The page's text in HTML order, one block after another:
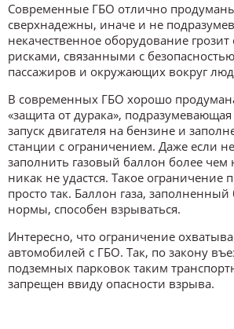
Современные ГБО отлично
сверхнадежны, иначе и не
некачественное оборудование
рисками, связанными с
пассажиров и окружающих вокруг
В современных ГБО хорошо
«защита от дурака»,
запуск двигателя на бензине и
станции с ограничением. Даже если
заполнить газовый баллон более чем
никак не удастся. Такое ограничение
просто так. Баллон газа,
нормы, способен взрываться.
Интересно, что ограничение
автомобилей с ГБО. Так, по закону
подземных парковок таким
запрещен ввиду опасности взрыва.